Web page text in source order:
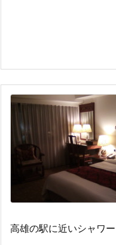
高雄の駅に近いシャワ